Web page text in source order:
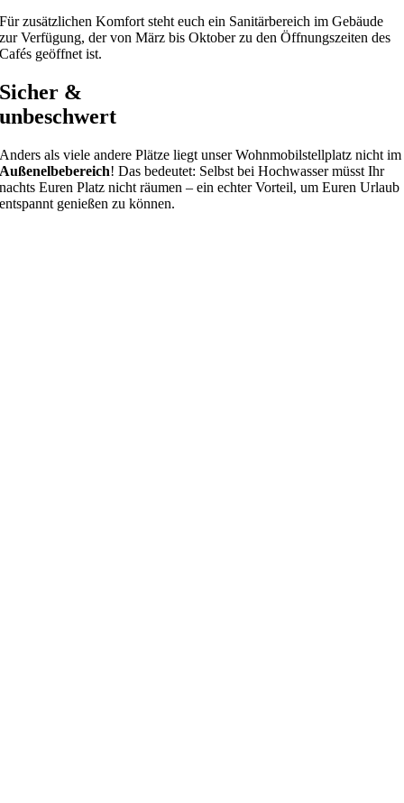
Für zusätzlichen Komfort steht euch ein Sanitärbereich im Gebäude
zur Verfügung, der von März bis Oktober zu den Öffnungszeiten des
Cafés geöffnet ist.
Sicher &
unbeschwert
Anders als viele andere Plätzeliegt unser Wohnmobilstellplatz nicht im
Außenelbebereich! Das bedeutet: Selbst bei Hochwasser müsst Ihr
nachts Euren Platz nicht räumen – ein echter Vorteil, um Euren Urlaub
entspannt genießen zu können.